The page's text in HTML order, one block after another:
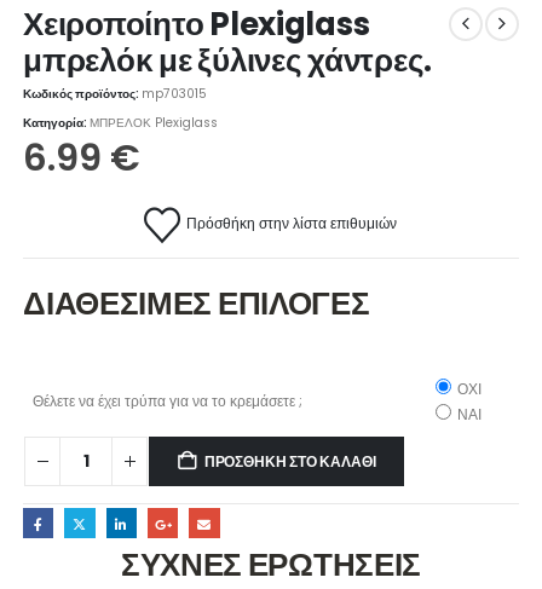
Χειροποίητο Plexiglass
μπρελόκ με ξύλινες χάντρες.
Κωδικός προϊόντος: mp703015
Κατηγορία:ΜΠΡΕΛΟΚ Plexiglass
6.99 €
Πρόσθήκη στην λίστα επιθυμιών
ΔΙΑΘΕΣΙΜΕΣ ΕΠΙΛΟΓΕΣ
Θέλετε να έχει τρύπα για να το κρεμάσετε ;
ΟΧΙ
ΝΑΙ
ΠΡΟΣΘΉΚΗ ΣΤΟ ΚΑΛΆΘΙ
ΣΥΧΝΕΣ ΕΡΩΤΗΣΕΙΣ